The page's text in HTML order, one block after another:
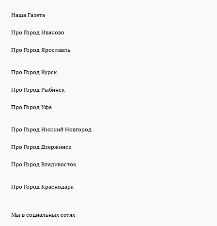
Наша Газета
Про Город Иваново
Про Город Ярославль
Про Город Курск
Про Город Рыбинск
Про Город Уфа
Про Город Нижний Новгород
Про Город Дзержинск
Про Город Владивосток
Про Город Краснодара
Мы в социальных сетях